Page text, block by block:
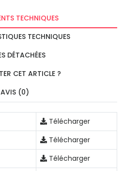
TECHNIQUES
TECHNIQUES
DÉTACHÉES
CET ARTICLE ?
AVIS (0)
Télécharger
Télécharger
Télécharger